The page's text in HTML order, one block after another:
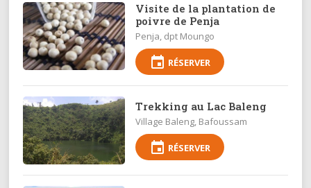
Visite de la plantation de
poivre de Penja
Penja, dpt Moungo
event RÉSERVER
Trekking au Lac Baleng
Village Baleng, Bafoussam
event RÉSERVER